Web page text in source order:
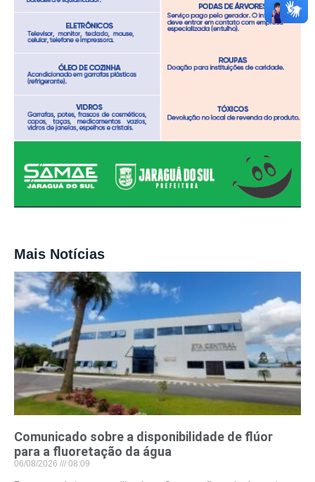
Mais Notícias
Comunicado sobre a disponibilidade de flúor
para a fluoretação da água
06/08/2026 08:09